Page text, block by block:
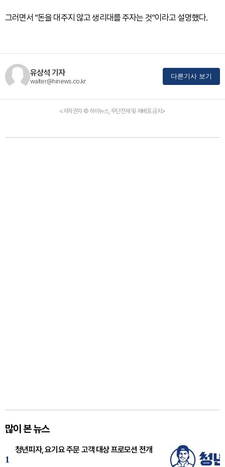
그러면서 "돈을 대주지 않고 생리대를 주자는 것"이라고 설명했다.
유상석 기자
walter@hinews.co.kr
다른기사 보기
<저작권자 © 하이뉴스, 무단전재 및 재배포 금지>
많이 본 뉴스
1
청년피자, 요기요 주문 고객 대상 프로모션 전개